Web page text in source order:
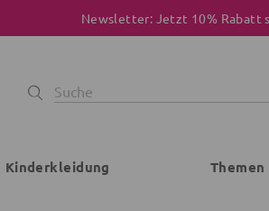
Newsletter: Jetzt 10% Rabatt
Kinderkleidung Themen